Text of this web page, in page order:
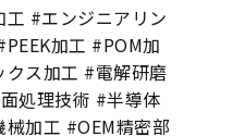
#エンジニアリン
加工 #POM加
ス加工 #電解研磨
処理技術 #半導体
加工 #OEM精密部